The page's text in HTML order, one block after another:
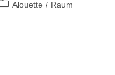
Alouette / Raum